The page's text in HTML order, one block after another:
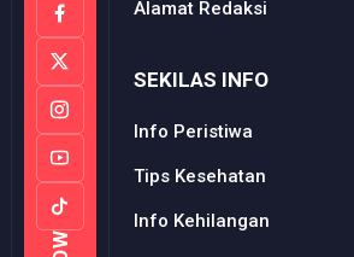
Alamat Redaksi
SEKILAS INFO
Info Peristiwa
Tips Kesehatan
Info Kehilangan